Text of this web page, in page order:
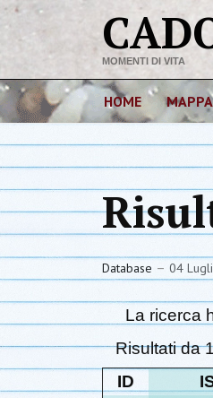
MOMENTI DI VITA
HOME
Database 04
La ricerca
Risultati da
ID